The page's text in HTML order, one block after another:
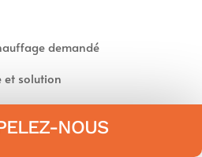
demandé
et solution
princ.
NOUS